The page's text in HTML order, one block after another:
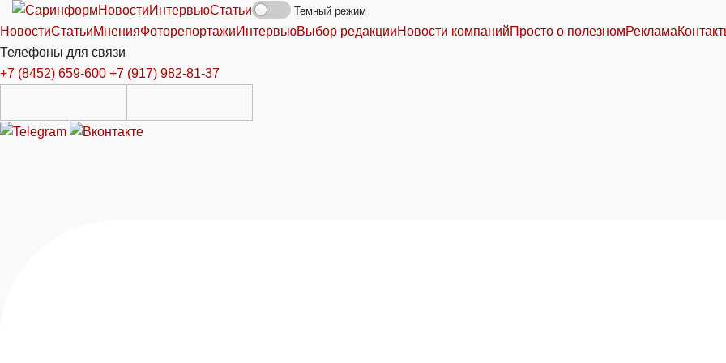
НовостиИнтервьюСтатьи Темный режим
НовостиСтатьиМненияФоторепортажиИнтервьюВыбор редакцииНовости компанийПросто о полезномРеклама
Телефоны для связи
+7 (8452) 659-600 +7 (917) 982-81-37